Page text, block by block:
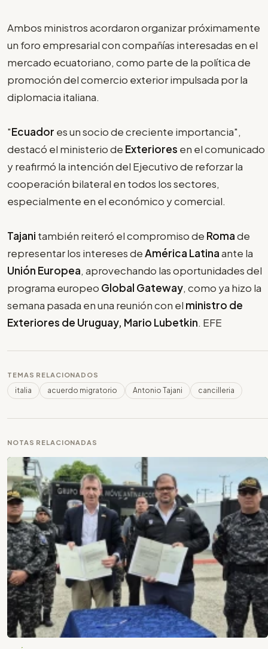
Ambos ministros acordaron organizar próximamente
un foro empresarial con compañías interesadas en el
mercado ecuatoriano, como parte de la política de
promoción del comercio exterior impulsada por la
diplomacia italiana.
"Ecuador es un socio de creciente importancia",
destacó el ministerio de Exteriores en el comunicado
y reafirmó la intención del Ejecutivo de reforzar la
cooperación bilateral en todos los sectores,
especialmente en el económico y comercial.
Tajani también reiteró el compromiso de Romade
representar los intereses deAmérica Latinaante la
Unión Europea, aprovechando las oportunidades del
programa europeo Global Gateway, como ya hizo la
semana pasada en una reunión con el ministro de
Exteriores de Uruguay, Mario Lubetkin. EFE
TEMAS RELACIONADOS
italia acuerdo migratorio Antonio Tajani cancilleria
NOTAS RELACIONADAS